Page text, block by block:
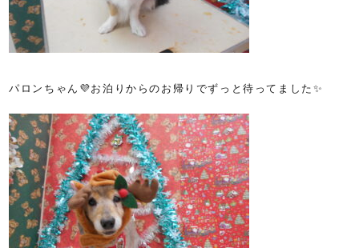
パロンちゃん💜お泊りからのお帰りでずっと待ってました✨